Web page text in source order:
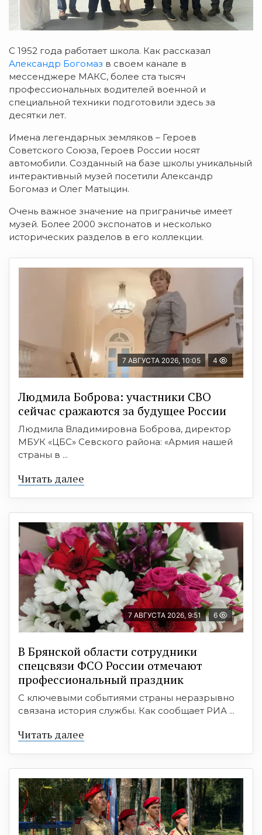
С 1952 года работает школа. Как рассказал
Александр Богомаз в своем канале в
мессенджере МАКС, более ста тысяч
профессиональных водителей военной и
специальной техники подготовили здесь за
десятки лет.
Имена легендарных земляков – Героев
Советского Союза, Героев России носят
автомобили. Созданный на базе школы уникальный
интерактивный музей посетили Александр
Богомаз и Олег Матыцин.
Очень важное значение на приграничье имеет
музей. Более 2000 экспонатов и несколько
исторических разделов в его коллекции.
7 АВГУСТА 2026, 10:05 4
Людмила Боброва: участники СВО
сейчас сражаются за будущее России
Людмила Владимировна Боброва, директор
МБУК «ЦБС» Севского района: «Армия нашей
страны в ...
Читать далее
7 АВГУСТА 2026, 9:51 6
В Брянской области сотрудники
спецсвязи ФСО России отмечают
профессиональный праздник
С ключевыми событиями страны неразрывно
связана история службы. Как сообщает РИА ...
Читать далее